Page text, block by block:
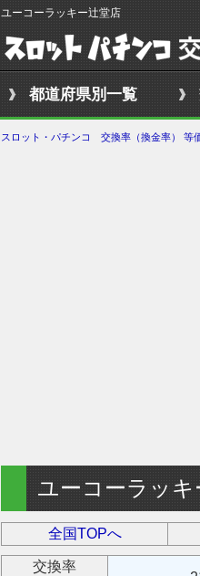
都道府県別一覧
スロット・パチンコ 交換率（換金率） 等
ユーコーラッキ
全国TOPへ
交換率
ユーコーラッキー辻堂店